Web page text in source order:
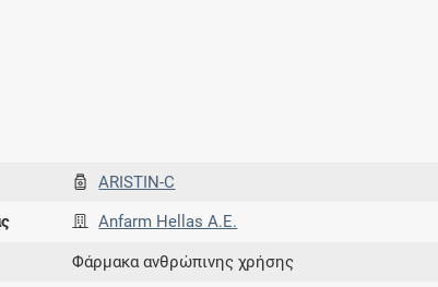
επιπλέον παροχές των
ARISTIN-C
Anfarm Hellas Α.Ε.
Φάρμακα ανθρώπινης χρήσης